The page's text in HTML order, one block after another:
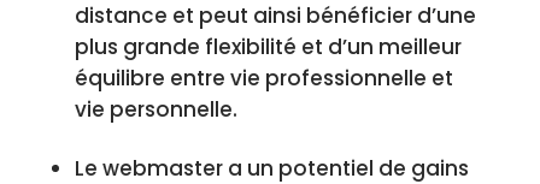
distance et peut ainsi bénéficier d’une
plus grande flexibilité et d’un meilleur
équilibre entre vie professionnelle et
vie personnelle.
Le webmaster a un potentiel de gains